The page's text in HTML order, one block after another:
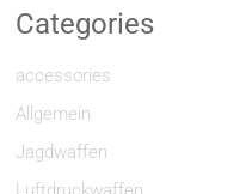
Categories
accessories
Allgemein
Jagdwaffen